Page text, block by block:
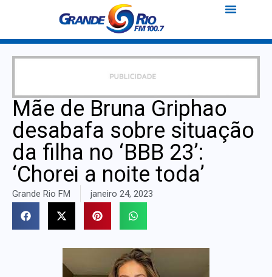
Mãe de Bruna Griphao
desabafa sobre situação
da filha no ‘BBB 23’:
‘Chorei a noite toda’
Grande Rio FM janeiro 24, 2023